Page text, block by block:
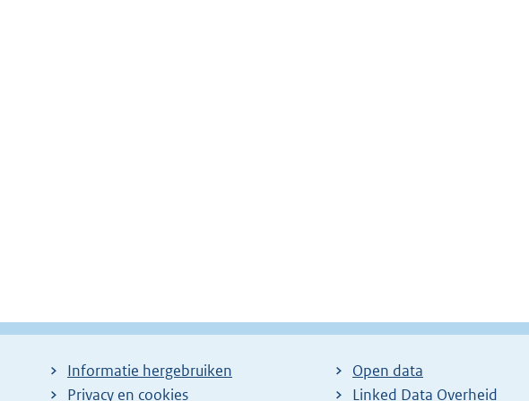
Informatie hergebruiken
Privacy en cookies
Open data
Linked Data Overheid